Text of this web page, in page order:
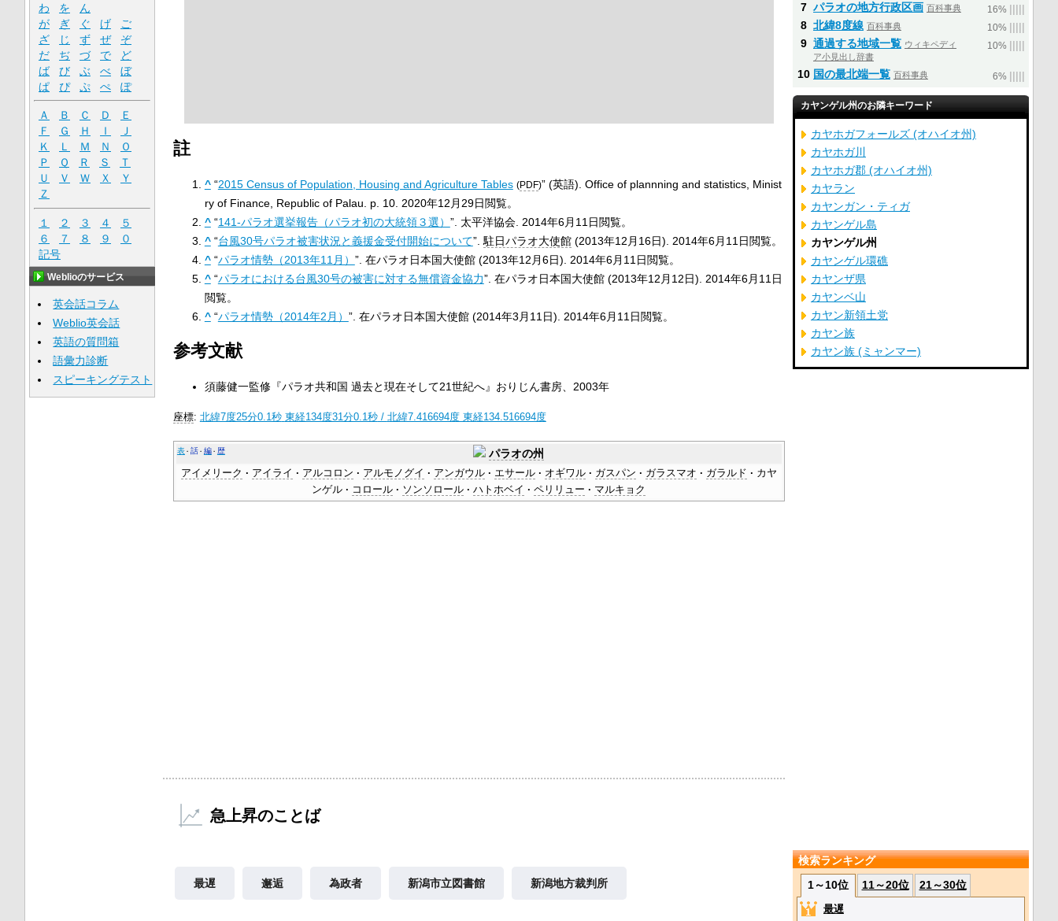
註
^ “2015 Census of Population, Housing and Agriculture Tables (PDF)” (英語). Office of plannning and statistics, Minist
ry of Finance, Republic of Palau. p. 10. 2020年12月29日閲覧。
^ “141-パラオ選挙報告（パラオ初の大統領３選） ”. 太平洋協会. 2014年6月11日閲覧。
^ “台風30号パラオ被害状況と義援金受付開始について”. 駐日パラオ大使館(2013年12月16日). 2014年6月11日閲覧。
^ “パラオ情勢（2013年11月） ”. 在パラオ日本国大使館 (2013年12月6日). 2014年6月11日閲覧。
^ “パラオにおける台風30号の被害に対する無償資金協力”. 在パラオ日本国大使館 (2013年12月12日). 2014年6月11日
閲覧。
^ “パラオ情勢（2014年2月） ”. 在パラオ日本国大使館 (2014年3月11日). 2014年6月11日閲覧。
参考文献
須藤健一監修『パラオ共和国 過去と現在そして21世紀へ』おりじん書房、2003年
座標: 北緯7度25分0.1秒 東経134度31分0.1秒/ 北緯7.416694度 東経134.516694度
表 話 編 歴 パラオの州
アイメリーク アイライ アルコロン アルモノグイ アンガウル エサール オギワル ガスパン ガラスマオ ガラルド
カヤ
ンゲル
コロール ソンソロール ハトホベイ ペリリュー マルキョク
急上昇のことば
最遅 邂逅 為政者 新潟市立図書館 新潟地方裁判所
わ
を
ん
が
ぎ ぐ げ
ご
ざ
じ ず ぜ
ぞ
だ
ぢ づ で
ど
ば
び ぶ べ
ぼ
ぱ
ぴ ぷ ぺ ぽ
Ａ Ｂ Ｃ Ｄ
Ｅ
Ｆ
Ｇ Ｈ Ｉ
Ｊ
Ｋ
Ｌ Ｍ Ｎ
Ｏ
Ｐ
Ｑ Ｒ Ｓ
Ｔ
Ｕ
Ｖ Ｗ Ｘ
Ｙ
Ｚ
１ ２ ３ ４
５
６
７ ８ ９
０
記号
Weblioのサービス
英会話コラム
Weblio英会話
英語の質問箱
語彙力診断
スピーキングテスト
7 パラオの地方行政区画 百科事典 16%
8 北緯8度線 百科事典 10%
9 通過する地域一覧 ウィキペディ
ア小見出し辞書
10%
10 国の最北端一覧 百科事典 6%
カヤンゲル州のお隣キーワード
カヤホガフォールズ (オハイオ州)
カヤホガ川
カヤホガ郡 (オハイオ州)
カヤラン
カヤンガン・ティガ
カヤンゲル島
カヤンゲル州
カヤンゲル環礁
カヤンザ県
カヤンベ山
カヤン新領土党
カヤン族
カヤン族 (ミャンマー)
検索ランキング
1～10位
11～20位 21～30位
最遅